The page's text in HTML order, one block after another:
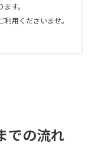
す。
利用くださいませ。
での流れ